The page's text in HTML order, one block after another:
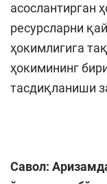
асослантирган
ресурсларни
ҳокимлигига
ҳокимининг
тасдиқланиши
Савол: